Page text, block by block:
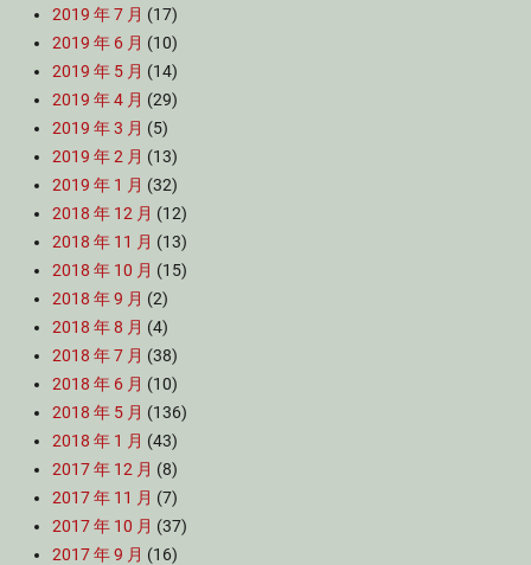
2019 年 7 月 (17)
2019 年 6 月 (10)
2019 年 5 月 (14)
2019 年 4 月 (29)
2019 年 3 月 (5)
2019 年 2 月 (13)
2019 年 1 月 (32)
2018 年 12 月 (12)
2018 年 11 月 (13)
2018 年 10 月 (15)
2018 年 9 月 (2)
2018 年 8 月 (4)
2018 年 7 月 (38)
2018 年 6 月 (10)
2018 年 5 月 (136)
2018 年 1 月 (43)
2017 年 12 月 (8)
2017 年 11 月 (7)
2017 年 10 月 (37)
2017 年 9 月 (16)